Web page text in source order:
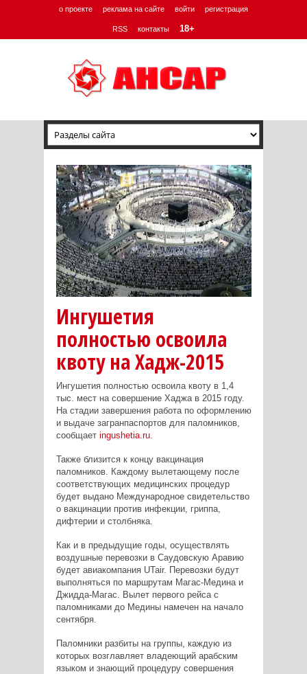
о проекте реклама на сайте войти регистрация
RSS контакты 18+
Ингушетия
полностью освоила
квоту на Хадж-2015
Ингушетия полностью освоила квоту в 1,4
тыс. мест на совершение Хаджа в 2015 году.
На стадии завершения работа по оформлению
и выдаче загранпаспортов для паломников,
сообщает ingushetia.ru.
Также близится к концу вакцинация
паломников. Каждому вылетающему после
соответствующих медицинских процедур
будет выдано Международное свидетельство
о вакцинации против инфекции, гриппа,
дифтерии и столбняка.
Как и в предыдущие годы, осуществлять
воздушные перевозки в Саудовскую Аравию
будет авиакомпания UTair. Перевозки будут
выполняться по маршрутам Магас-Медина и
Джидда-Магас. Вылет первого рейса с
паломниками до Медины намечен на начало
сентября.
Паломники разбиты на группы, каждую из
которых возглавляет владеющий арабским
языком и знающий процедуру совершения